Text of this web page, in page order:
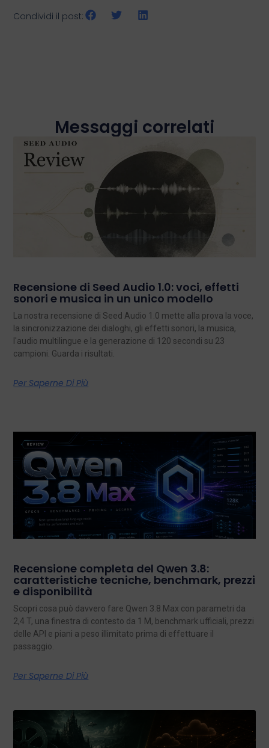
Condividi il post:
Messaggi correlati
Recensione di Seed Audio 1.0: voci, effetti
sonori e musica in un unico modello
La nostra recensione di Seed Audio 1.0 mette alla prova la voce,
la sincronizzazione dei dialoghi, gli effetti sonori, la musica,
l'audio multilingue e la generazione di 120 secondi su 23
campioni. Guarda i risultati.
Per Saperne Di Più
Recensione completa del Qwen 3.8:
caratteristiche tecniche, benchmark, prezzi
e disponibilità
Scopri cosa può davvero fare Qwen 3.8 Max con parametri da
2,4 T, una finestra di contesto da 1 M, benchmark ufficiali, prezzi
delle API e piani a peso illimitato prima di effettuare il
passaggio.
Per Saperne Di Più